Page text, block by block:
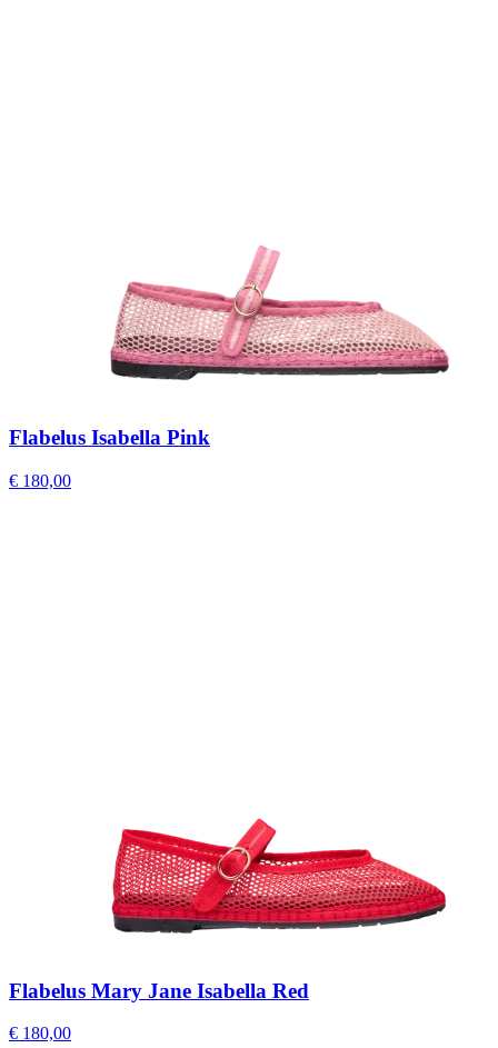
Flabelus Isabella Pink
€ 180,00
Flabelus Mary Jane Isabella Red
€ 180,00